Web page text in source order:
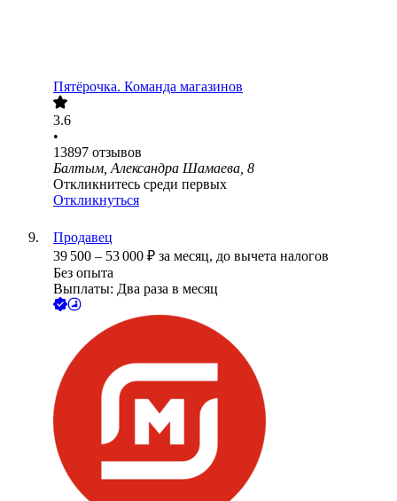
Пятёрочка. Команда магазинов
3.6
•
13897 отзывов
Балтым, Александра Шамаева, 8
Откликнитесь среди первых
Откликнуться
Продавец
39 500 – 53 000 ₽ за месяц, до вычета налогов
Без опыта
Выплаты: Два раза в месяц